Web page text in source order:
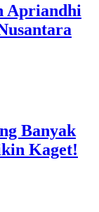
Apriandhi
Banyak
Kaget!